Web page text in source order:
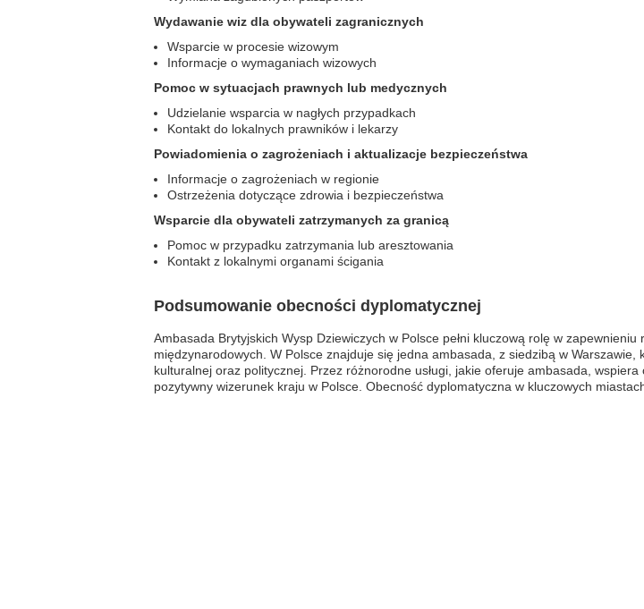
Wydawanie wiz dla obywateli zagranicznych
Wsparcie w procesie wizowym
Informacje o wymaganiach wizowych
Pomoc w sytuacjach prawnych lub medycznych
Udzielanie wsparcia w nagłych przypadkach
Kontakt do lokalnych prawników i lekarzy
Powiadomienia o zagrożeniach i aktualizacje bezpieczeństwa
Informacje o zagrożeniach w regionie
Ostrzeżenia dotyczące zdrowia i bezpieczeństwa
Wsparcie dla obywateli zatrzymanych za granicą
Pomoc w przypadku zatrzymania lub aresztowania
Kontakt z lokalnymi organami ścigania
Podsumowanie obecności dyplomatycznej
Ambasada Brytyjskich Wysp Dziewiczych w Polsce pełni kluczową rolę w
międzynarodowych. W Polsce znajduje się jedna ambasada, z siedzibą w Warszawie,
kulturalnej oraz politycznej. Przez różnorodne usługi, jakie oferuje ambasada,
pozytywny wizerunek kraju w Polsce. Obecność dyplomatyczna w kluczowych